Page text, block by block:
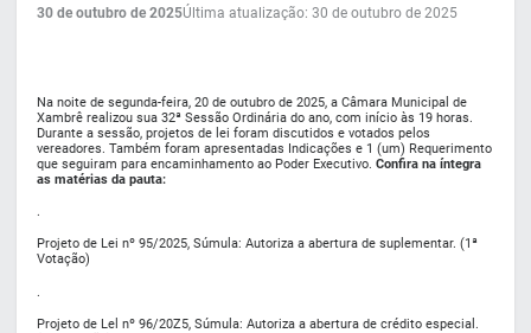
30 de outubro de 2025Última atualização: 30 de outubro de 2025
Na noite de segunda-feira, 20 de outubro de 2025, a Câmara Municipal de
Xambrê realizou sua 32ª Sessão Ordinária do ano, com início às 19 horas.
Durante a sessão, projetos de lei foram discutidos e votados pelos
vereadores. Também foram apresentadas Indicações e 1 (um) Requerimento
que seguiram para encaminhamento ao Poder Executivo. Confira na íntegra
as matérias da pauta:
.
Projeto de Lei nº 95/2025, Súmula: Autoriza a abertura de suplementar. (1ª
Votação)
Projeto de Lel nº 96/20Z5, Súmula: Autoriza a abertura de crédito especial.